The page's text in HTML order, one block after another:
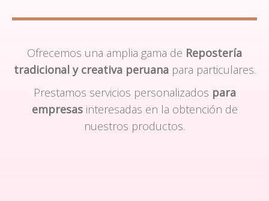
Ofrecemos una amplia gama de Repostería
tradicional y creativa peruanapara particulares.
Prestamos servicios personalizados para
empresasinteresadas en la obtención de
nuestros productos.